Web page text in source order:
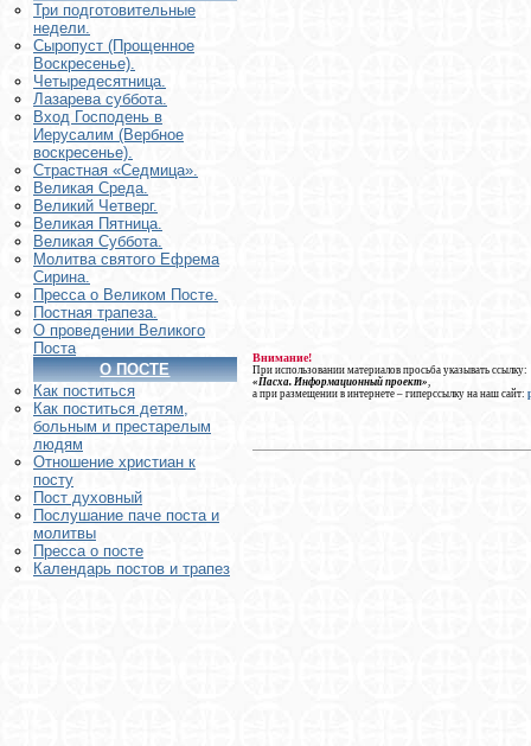
Три подготовительные
недели.
Сыропуст (Прощенное
Воскресенье).
Четыредесятница.
Лазарева суббота.
Вход Господень в
Иерусалим (Вербное
воскресенье).
Страстная «Седмица».
Великая Среда.
Великий Четверг.
Великая Пятница.
Великая Суббота.
Молитва святого Ефрема
Сирина.
Пресса о Великом Посте.
Постная трапеза.
О проведении Великого
Поста
О ПОСТЕ
Как поститься
Как поститься детям,
больным и престарелым
людям
Отношение христиан к
посту
Пост духовный
Послушание паче поста и
молитвы
Пресса о посте
Календарь постов и трапез
Внимание!
При использовании материалов просьба указывать ссылку:
«Пасха. Информационный проект»,
а при размещении в интернете – гиперссылку на наш сайт: